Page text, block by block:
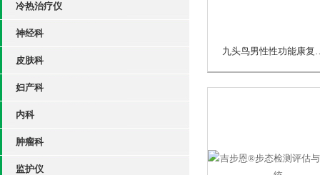
冷热治疗仪
神经科
皮肤科
妇产科
内科
肿瘤科
监护仪
九头鸟男